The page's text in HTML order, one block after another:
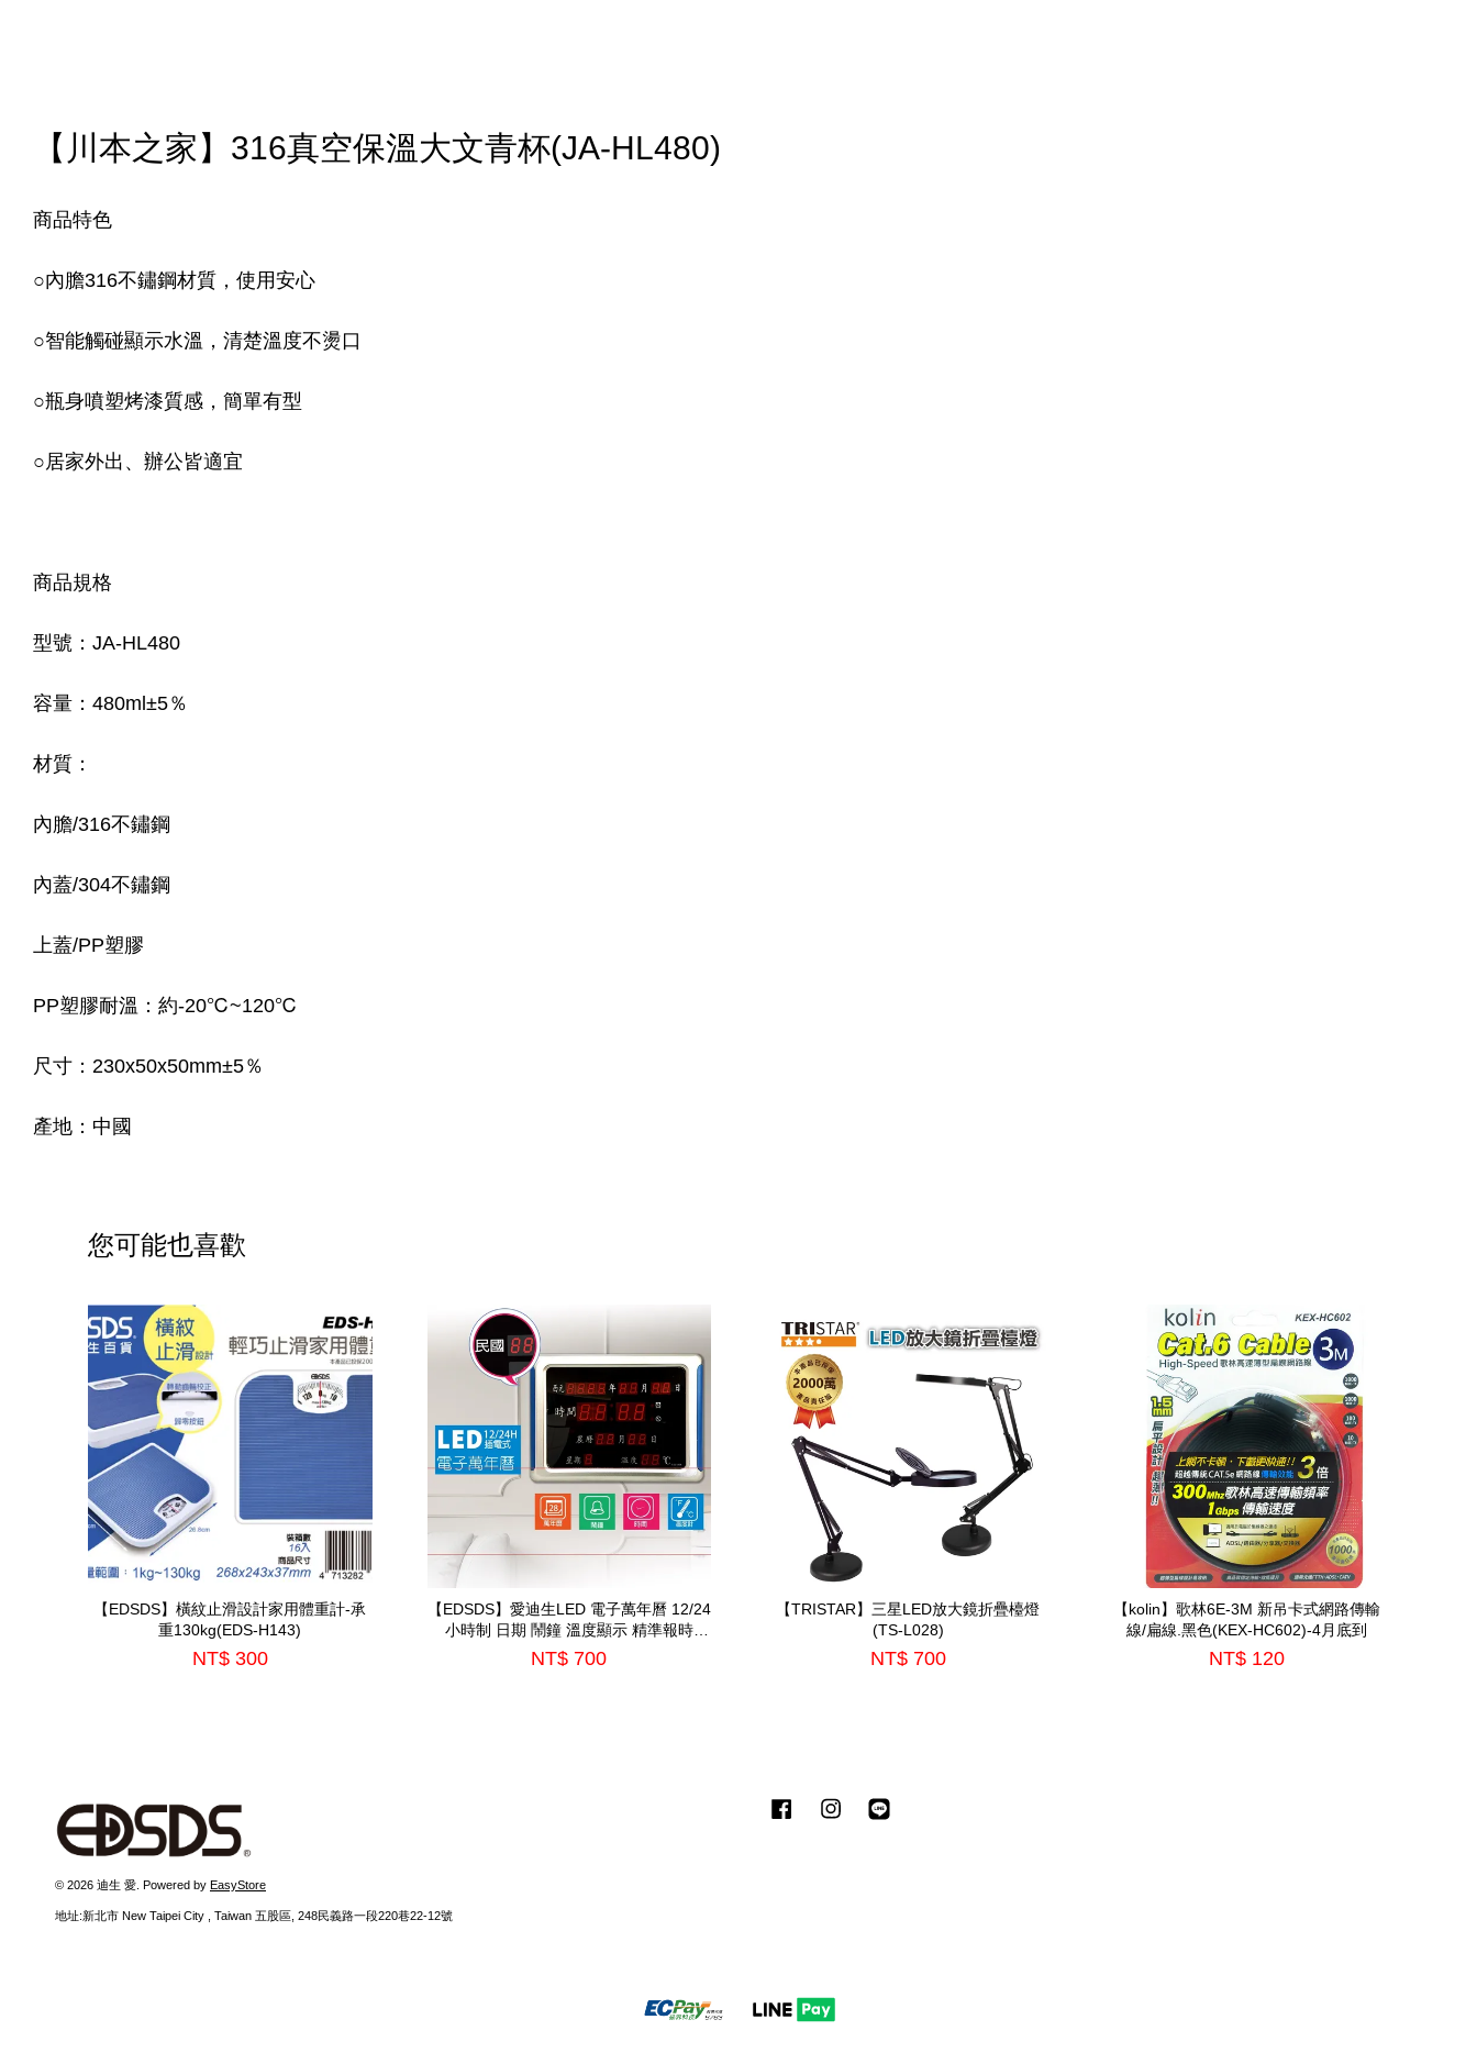
【川本之家】316真空保溫大文青杯(JA-HL480)
商品特色
○內膽316不鏽鋼材質，使用安心
○智能觸碰顯示水溫，清楚溫度不燙口
○瓶身噴塑烤漆質感，簡單有型
○居家外出、辦公皆適宜
商品規格
型號：JA-HL480
容量：480ml±5％
材質：
內膽/316不鏽鋼
內蓋/304不鏽鋼
上蓋/PP塑膠
PP塑膠耐溫：約-20℃~120℃
尺寸：230x50x50mm±5％
產地：中國
您可能也喜歡
【EDSDS】橫紋止滑設計家用體重計-承
重130kg(EDS-H143)
NT$ 300
【EDSDS】愛迪生LED 電子萬年曆 12/24
小時制 日期 鬧鐘 溫度顯示 精準報時
(EDS-A08)
NT$ 700
【TRISTAR】三星LED放大鏡折疊檯燈
(TS-L028)
NT$ 700
【kolin】歌林6E-3M 新吊卡式網路傳輸
線/扁線.黑色(KEX-HC602)-4月底到
NT$ 120
© 2026 迪生 愛. Powered by EasyStore
地址:新北市 New Taipei City , Taiwan 五股區, 248民義路一段220巷22-12號
Facebook Instagram